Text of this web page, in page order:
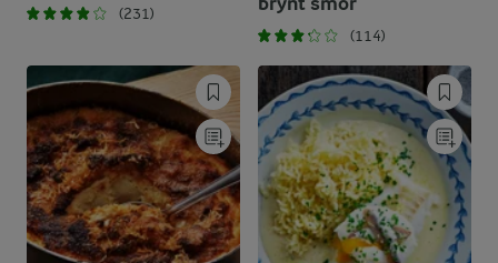
(231)
(114)